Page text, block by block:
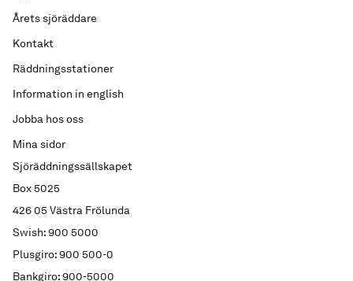
Sjöräddningssällskapet
Box 5025
426 05 Västra Frölunda
Swish: 900 5000
Plusgiro: 900 500-0
Bankgiro: 900-5000
Årets sjöräddare
Kontakt
Räddningsstationer
Information in english
Jobba hos oss
Mina sidor